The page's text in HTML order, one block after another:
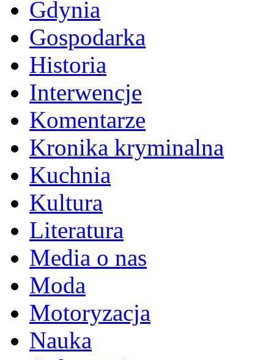
Gdynia
Gospodarka
Historia
Interwencje
Komentarze
Kronika kryminalna
Kuchnia
Kultura
Literatura
Media o nas
Moda
Motoryzacja
Nauka